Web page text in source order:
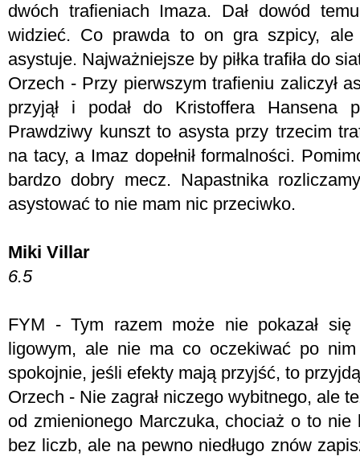
dwóch trafieniach Imaza. Dał dowód
widzieć. Co prawda to on gra szpicy,
asystuje. Najważniejsze by piłka trafiła do
Orzech - Przy pierwszym trafieniu zaliczył
przyjął i podał do Kristoffera Hansena
Prawdziwy kunszt to asysta przy trzecim
na tacy, a Imaz dopełnił formalności.
bardzo dobry mecz. Napastnika
asystować to nie mam nic przeciwko.
Miki Villar
6.5
FYM -Tym razem może nie pokazał
ligowym, ale nie ma co oczekiwać po
spokojnie, jeśli efekty mają przyjść, to
Orzech - Nie zagrał niczego wybitnego, ale
od zmienionego Marczuka, chociaż o to nie
bez liczb, ale na pewno niedługo znów